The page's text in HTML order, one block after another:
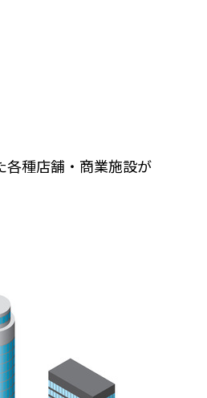
各種店舗・商業施設が